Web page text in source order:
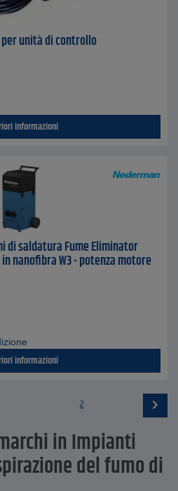
unità di controllo
informazioni
di saldatura Fume Eliminator
nanofibra W3 - potenza motore
informazioni
2
in Impianti
del fumo di